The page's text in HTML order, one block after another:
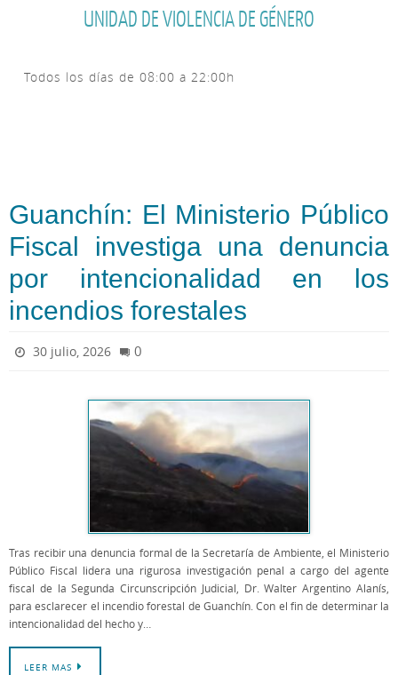
UNIDAD DE VIOLENCIA DE GÉNERO
Todos los días de 08:00 a 22:00h
Guanchín: El Ministerio Público
Fiscal investiga una denuncia
por intencionalidad en los
incendios forestales
30 julio, 2026 0
Tras recibir una denuncia formal de la Secretaría de Ambiente, el Ministerio
Público Fiscal lidera una rigurosa investigación penal a cargo del agente
fiscal de la Segunda Circunscripción Judicial, Dr. Walter Argentino Alanís,
para esclarecer el incendio forestal de Guanchín. Con el fin de determinar la
intencionalidad del hecho y…
LEER MAS